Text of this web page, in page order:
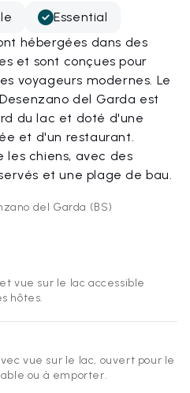
Essential
hébergées dans des
et sont conçues pour
voyageurs modernes. Le
del Garda est
du lac et doté d'une
et d'un restaurant.
chiens, avec des
et une plage de bau.
del Garda (BS)
vue sur le lac accessible
hôtes.
vue sur le lac, ouvert pour le
ou à emporter.